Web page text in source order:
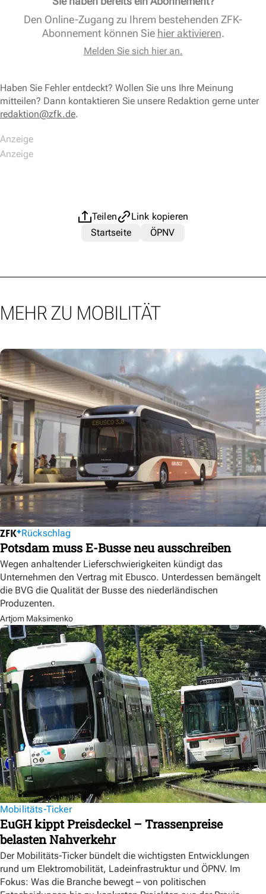
Den Online-Zugang zu Ihrem bestehenden ZFK-
Abonnement können Sie hier aktivieren.
Melden Sie sich hier an.
Haben Sie Fehler entdeckt? Wollen Sie uns Ihre Meinung
mitteilen? Dann kontaktieren Sie unsere Redaktion gerne unter
redaktion@zfk.de.
Teilen
Link kopieren
Startseite
ÖPNV
MEHR ZU MOBILITÄT
Rückschlag
Potsdam muss E-Busse neu ausschreiben
Wegen anhaltender Lieferschwierigkeiten kündigt das
Unternehmen den Vertrag mit Ebusco. Unterdessen bemängelt
die BVG die Qualität der Busse des niederländischen
Produzenten.
Artjom Maksimenko
Mobilitäts-Ticker
EuGH kippt Preisdeckel – Trassenpreise
belasten Nahverkehr
Der Mobilitäts-Ticker bündelt die wichtigsten Entwicklungen
rund um Elektromobilität, Ladeinfrastruktur und ÖPNV. Im
Fokus: Was die Branche bewegt – von politischen